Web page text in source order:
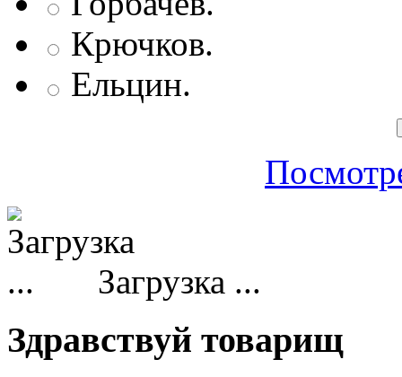
Крючков.
Ельцин.
Загрузка ...
Здравствуй товарищ